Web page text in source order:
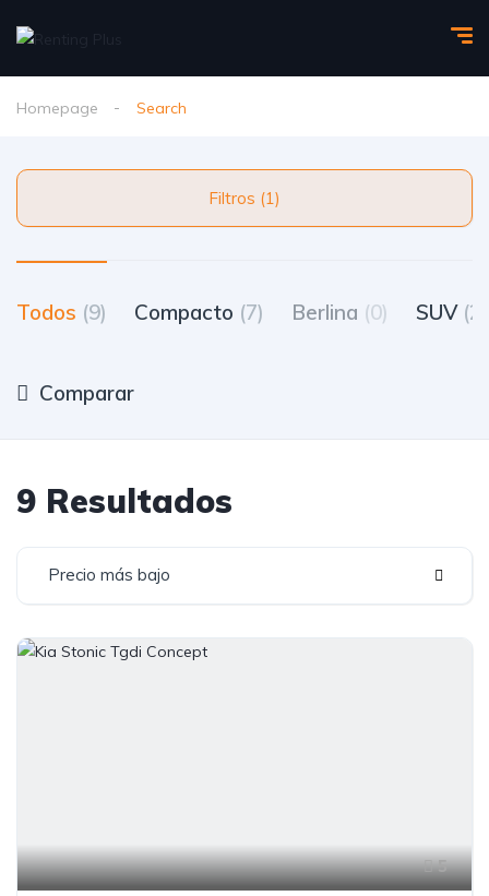
Homepage Search
Filtros (1)
Todos (9) Compacto (7) Berlina (0) SUV (2)
Comparar
9 Resultados
Precio más bajo
5